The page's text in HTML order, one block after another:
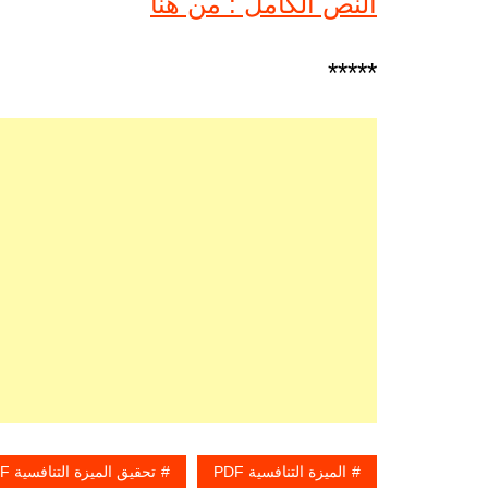
*****
الميزة التنافسية PDF تحقيق الميزة التنافسية PDF